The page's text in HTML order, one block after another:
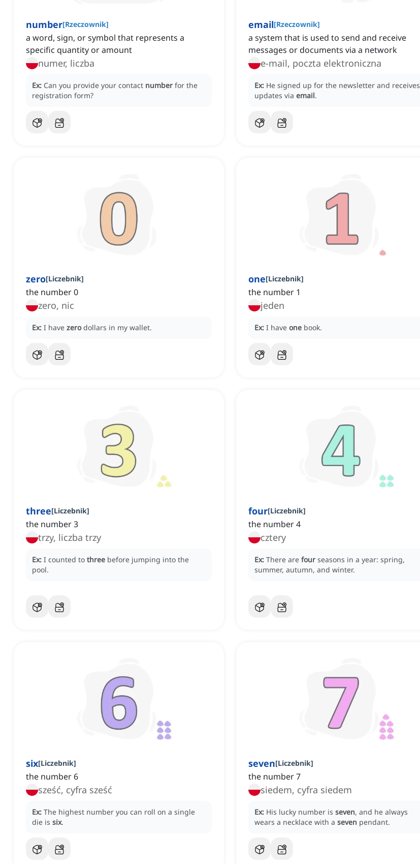
number[Rzeczownik]
a word, sign, or symbol that represents a
specific quantity or amount
numer, liczba
Ex: Can you provide your contact number for the
registration form?
email[Rzeczownik]
a system that is used to send and receive
messages or documents via a network
e-mail, poczta elektroniczna
Ex: He signed up for the newsletter and receives
updates via email.
zero[Liczebnik]
the number 0
zero, nic
Ex: I have zero dollars in my wallet.
one[Liczebnik]
the number 1
jeden
Ex: I have one book.
three[Liczebnik]
the number 3
trzy, liczba trzy
Ex: I counted to three before jumping into the
pool.
four[Liczebnik]
the number 4
cztery
Ex: There are four seasons in a year: spring,
summer, autumn, and winter.
six[Liczebnik]
the number 6
sześć, cyfra sześć
Ex: The highest number you can roll on a single
die is six.
seven[Liczebnik]
the number 7
siedem, cyfra siedem
Ex: His lucky number is seven, and he always
wears a necklace with a seven pendant.